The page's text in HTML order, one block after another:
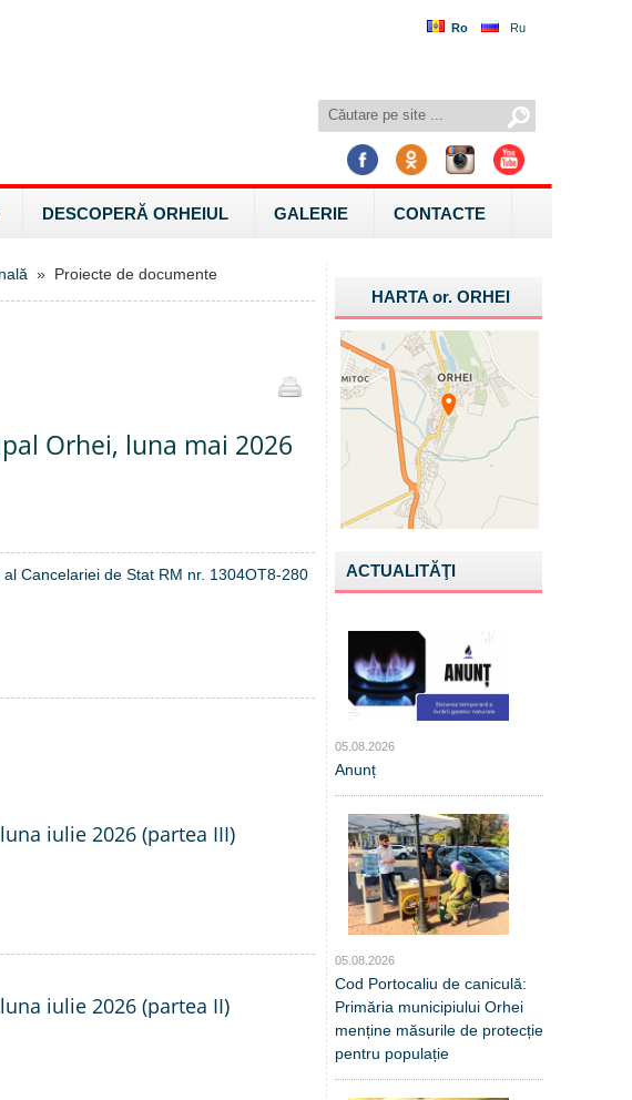
Ro Ru
DESCOPERĂ ORHEIUL GALERIE CONTACTE
» Proiecte de documente
Orhei, luna mai 2026
Cancelariei de Stat RM nr. 1304OT8-280
iulie 2026 (partea III)
iulie 2026 (partea II)
HARTA or.ORHEI
ACTUALITĂŢI
05.08.2026
Anunț
05.08.2026
Cod Portocaliu de caniculă:
Primăria municipiului Orhei
menține măsurile de protecție
pentru populație